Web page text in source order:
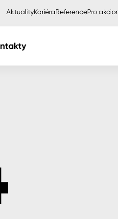
AktualityKariéraReferencePro